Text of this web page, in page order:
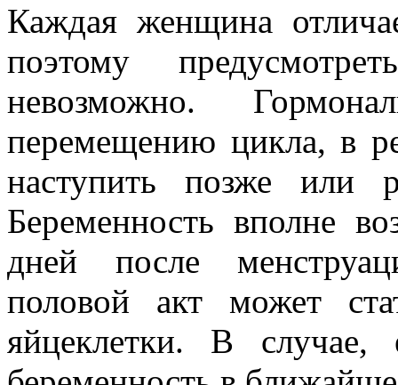
Каждая женщина
поэтому
невозможно.
перемещению цикла, в
наступить позже или
Беременность вполне
дней после
половой акт может
яйцеклетки. В